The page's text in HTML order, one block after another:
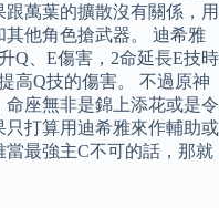
萬葉的擴散沒有關係，用
他角色搶武器。 迪希雅
Q、E傷害，2命延長E技時
高Q技的傷害。 不過原神
座無非是錦上添花或是令
打算用迪希雅來作輔助或
最強主C不可的話，那就